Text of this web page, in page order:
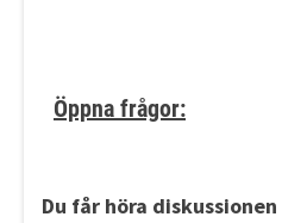
Öppna frågor:
Du får höra diskussionen